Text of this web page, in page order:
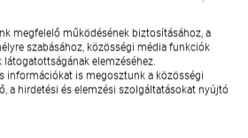
megfelelő működésének biztosításához, a
szabásához, közösségi média funkciók
elemzéséhez.
információkat is megosztunk a közösségi
a hirdetési és elemzési szolgáltatásokat nyújtó